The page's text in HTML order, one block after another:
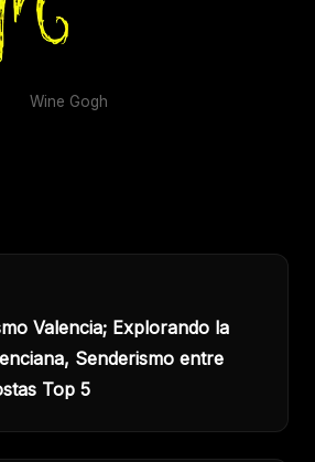
Wine Gogh
Valencia; Explorando la
Senderismo entre
Top 5